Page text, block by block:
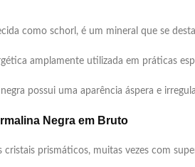
como schorl, é um mineral que se
amplamente utilizada em práticas
possui uma aparência áspera e
Negra em Bruto
cristais prismáticos, muitas vezes com